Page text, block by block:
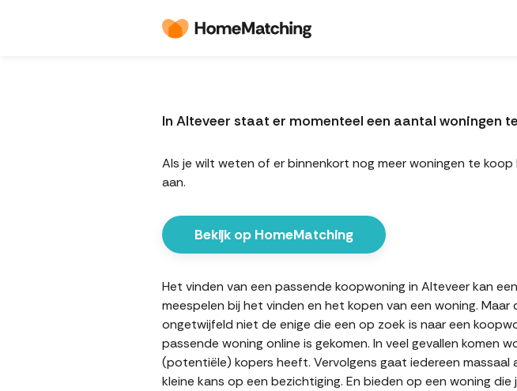
In Alteveer staat er momenteel een aantal woningen
Als je wilt weten of er binnenkort nog meer woningen te
aan.
Bekijk op HomeMatching
Het vinden van een passende koopwoning in Alteveer kan
meespelen bij het vinden en het kopen van een woning.
ongetwijfeld niet de enige die een op zoek is naar een
passende woning online is gekomen. In veel gevallen komen
(potentiële) kopers heeft. Vervolgens gaat iedereen
kleine kans op een bezichtiging. En bieden op een woning